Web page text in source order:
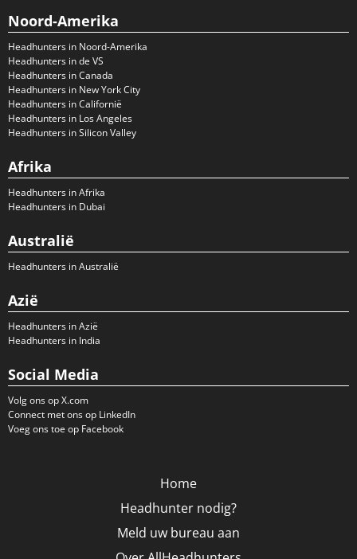
Noord-Amerika
Headhunters in Noord-Amerika
Headhunters in de VS
Headhunters in Canada
Headhunters in New York City
Headhunters in Californië
Headhunters in Los Angeles
Headhunters in Silicon Valley
Afrika
Headhunters in Afrika
Headhunters in Dubai
Australië
Headhunters in Australië
Azië
Headhunters in Azië
Headhunters in India
Social Media
Volg ons op X.com
Connect met ons op LinkedIn
Voeg ons toe op Facebook
Home
Headhunter nodig?
Meld uw bureau aan